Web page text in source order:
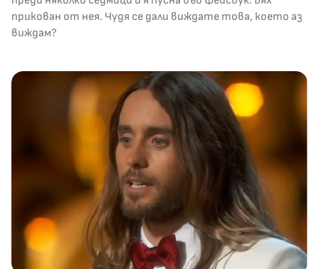
прикован от нея. Чудя се дали виждате това, което аз
виждам?